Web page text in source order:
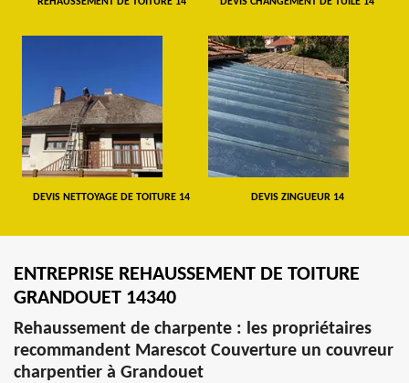
DEVIS NETTOYAGE DE TOITURE 14 DEVIS ZINGUEUR 14
ENTREPRISE REHAUSSEMENT DE TOITURE
GRANDOUET 14340
Rehaussement de charpente : les propriétaires
recommandent Marescot Couverture un couvreur
charpentier à Grandouet